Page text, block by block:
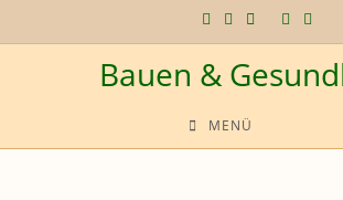
Inhalt
Bauen &
MENÜ